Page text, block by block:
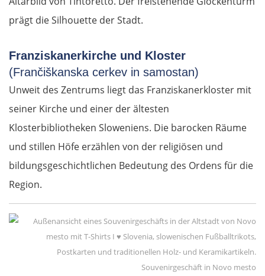
prägt die Silhouette der Stadt.
Franziskanerkirche und Kloster
(Frančiškanska cerkev in samostan)
Unweit des Zentrums liegt das Franziskanerkloster mit
seiner Kirche und einer der ältesten
Klosterbibliotheken Sloweniens. Die barocken Räume
und stillen Höfe erzählen von der religiösen und
bildungsgeschichtlichen Bedeutung des Ordens für die
Region.
Souvenirgeschäft in Novo mesto